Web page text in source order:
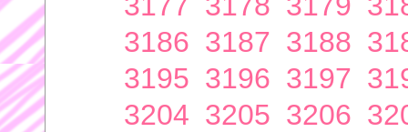
3186 3187 3188
3195 3196 3197
3204 3205 3206